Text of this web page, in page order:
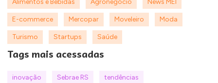
E-commerce Mercopar Moveleiro Moda
Turismo Startups Saúde
Tags mais acessadas
inovação Sebrae RS tendências